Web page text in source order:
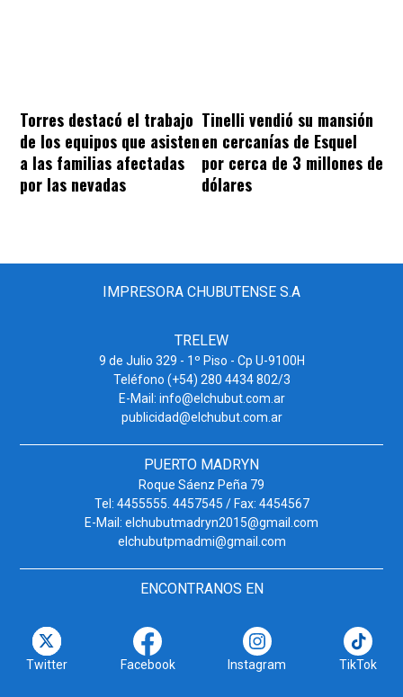
Torres destacó el trabajo
de los equipos que asisten
a las familias afectadas
por las nevadas
Tinelli vendió su mansión
en cercanías de Esquel
por cerca de 3 millones de
dólares
IMPRESORA CHUBUTENSE S.A
TRELEW
9 de Julio 329 - 1º Piso - Cp U-9100H
Teléfono (+54) 280 4434 802/3
E-Mail: info@elchubut.com.ar
publicidad@elchubut.com.ar
PUERTO MADRYN
Roque Sáenz Peña 79
Tel: 4455555. 4457545 / Fax: 4454567
E-Mail: elchubutmadryn2015@gmail.com
elchubutpmadmi@gmail.com
ENCONTRANOS EN
Twitter Facebook Instagram TikTok